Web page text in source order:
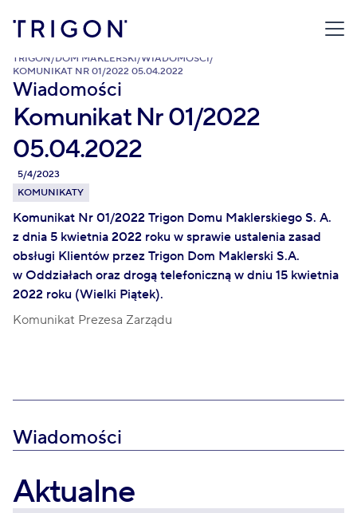
TRIGON/DOM MAKLERSKI/WIADOMOŚCI/
KOMUNIKAT NR 01/2022 05.04.2022
Wiadomości
Komunikat Nr 01/2022
05.04.2022
5/4/2023
KOMUNIKATY
Komunikat Nr 01/2022 Trigon Domu Maklerskiego S. A.
z dnia 5 kwietnia 2022 roku w sprawie ustalenia zasad
obsługi Klientów przez Trigon Dom Maklerski S.A.
w Oddziałach oraz drogą telefoniczną w dniu 15 kwietnia
2022 roku (Wielki Piątek).
Komunikat Prezesa Zarządu
Wiadomości
Aktualne